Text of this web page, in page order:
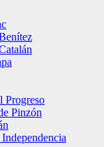
Progreso
Pinzón